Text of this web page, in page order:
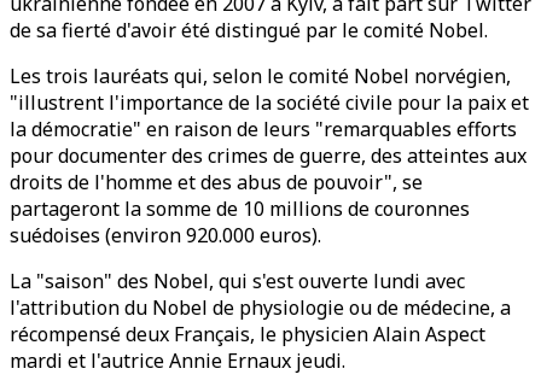
de sa fierté d'avoir été distingué par le comité Nobel.
Les trois lauréats qui, selon le comité Nobel norvégien,
"illustrent l'importance de la société civile pour la paix et
la démocratie" en raison de leurs "remarquables efforts
pour documenter des crimes de guerre, des atteintes aux
droits de l'homme et des abus de pouvoir", se
partageront la somme de 10 millions de couronnes
suédoises (environ 920.000 euros).
La "saison" des Nobel, qui s'est ouverte lundi avec
l'attribution du Nobel de physiologie ou de médecine, a
récompensé deux Français, le physicien Alain Aspect
mardi et l'autrice Annie Ernaux jeudi.